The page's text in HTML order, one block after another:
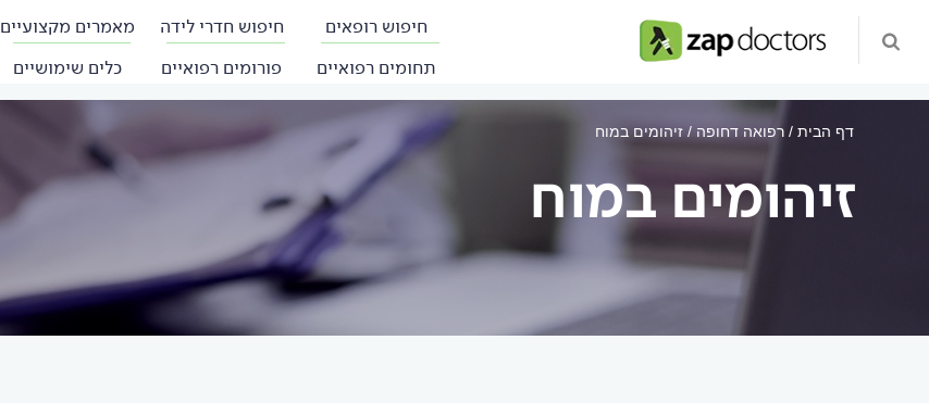
חיפוש רופאים חיפוש חדרי לידה מאמרים מקצועיים
תחומים רפואיים
פורומים רפואיים כלים שימושיים
דף הבית רפואה דחופה זיהומים במוח
זיהומים במוח